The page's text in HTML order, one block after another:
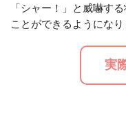
U
/
L
「シャー！」と威嚇す
ことができるようになり
実